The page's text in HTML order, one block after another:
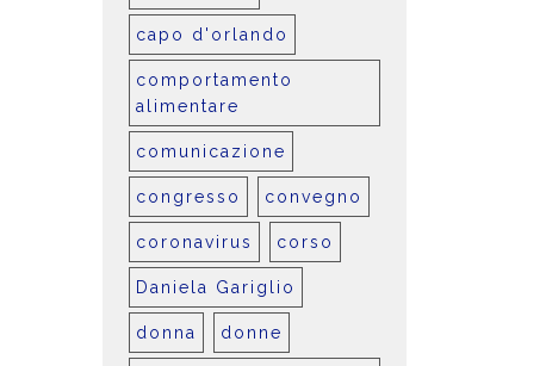
capo d'orlando
comportamento
alimentare
comunicazione
congresso convegno
coronavirus corso
Daniela Gariglio
donna donne